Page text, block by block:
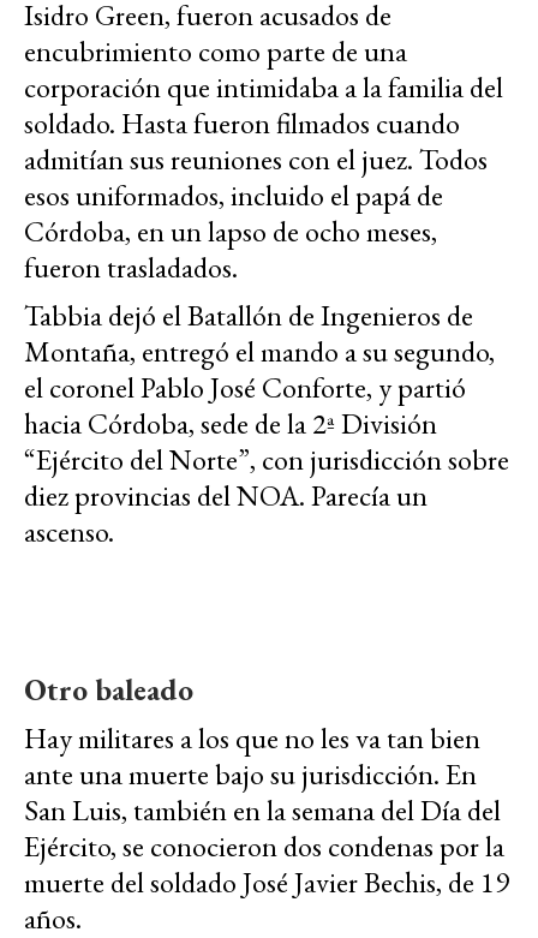
Isidro Green, fueron acusados de
encubrimiento como parte de una
corporación que intimidaba a la familia del
soldado. Hasta fueron filmados cuando
admitían sus reuniones con el juez. Todos
esos uniformados, incluido el papá de
Córdoba, en un lapso de ocho meses,
fueron trasladados.
Tabbia dejó el Batallón de Ingenieros de
Montaña, entregó el mando a su segundo,
el coronel Pablo José Conforte, y partió
hacia Córdoba, sede de la 2ª División
“Ejército del Norte”, con jurisdicción sobre
diez provincias del NOA. Parecía un
ascenso.
Otro baleado
Hay militares a los que no les va tan bien
ante una muerte bajo su jurisdicción. En
San Luis, también en la semana del Día del
Ejército, se conocieron dos condenas por la
muerte del soldado José Javier Bechis, de 19
años.